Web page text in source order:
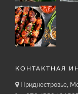
КОНТАКТНАЯ
Приднестровье,